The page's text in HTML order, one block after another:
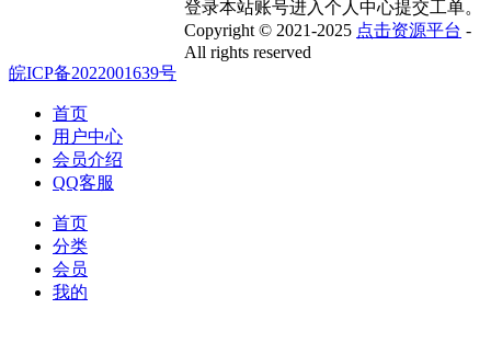
登录本站账号进入个人中心提交工单。
Copyright © 2021-2025 点击资源平台 -
All rights reserved
皖ICP备2022001639号
首页
用户中心
会员介绍
QQ客服
首页
分类
会员
我的